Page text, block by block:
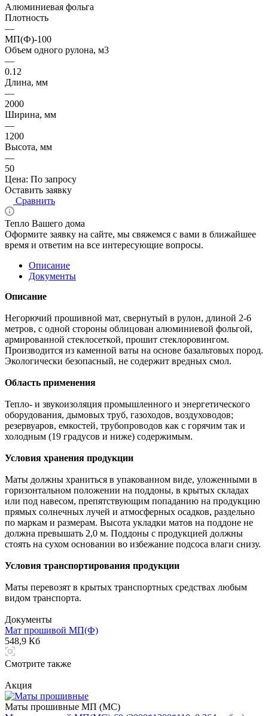
Алюминиевая фольга
Плотность
—
МП(Ф)-100
Объем одного рулона, м3
—
0.12
Длина, мм
—
2000
Ширина, мм
—
1200
Высота, мм
—
50
Цена: По запросу
Оставить заявку
Сравнить
Тепло Вашего дома
Оформите заявку на сайте, мы свяжемся с вами в ближайшее
время и ответим на все интересующие вопросы.
Описание
Документы
Описание
Негорючий прошивной мат, свернутый в рулон, длиной 2-6
метров, с одной стороны облицован алюминиевой фольгой,
армированной стеклосеткой, прошит стеклоровингом.
Производится из каменной ваты на основе базальтовых пород.
Экологически безопасный, не содержит вредных смол.
Область применения
Тепло- и звукоизоляция промышленного и энергетического
оборудования, дымовых труб, газоходов, воздуховодов;
резервуаров, емкостей, трубопроводов как с горячим так и
холодным (19 градусов и ниже) содержимым.
Условия хранения продукции
Маты должны храниться в упакованном виде, уложенными в
горизонтальном положении на поддоны, в крытых складах
или под навесом, препятствующим попаданию на продукцию
прямых солнечных лучей и атмосферных осадков, раздельно
по маркам и размерам. Высота укладки матов на поддоне не
должна превышать 2,0 м. Поддоны с продукцией должны
стоять на сухом основании во избежание подсоса влаги снизу.
Условия транспортирования продукции
Маты перевозят в крытых транспортных средствах любым
видом транспорта.
Документы
Мат прошивой МП(Ф)
548,9 Кб
Смотрите также
Акция
Маты прошивные МП (МС)